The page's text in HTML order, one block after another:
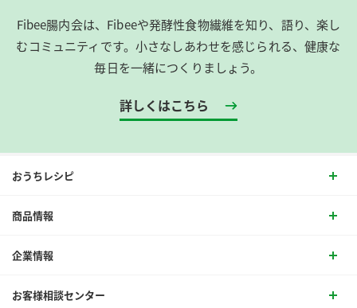
Fibee腸内会は、​Fibeeや発酵性食物繊維を知り、語り、楽し
むコミュニティです。​小さなしあわせを感じられる、健康な
毎日を一緒につくりましょう。
詳しくはこちら
おうちレシピ
商品情報
企業情報
お客様相談センター